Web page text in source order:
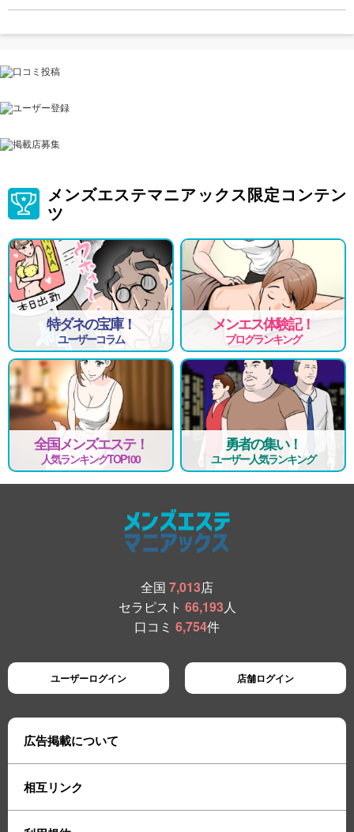
メンズエステマニアックス限定コンテン
ツ
特ダネの宝庫！
ユーザーコラム
メンエス体験記！
ブログランキング
全国メンズエステ！
人気ランキングTOP100
勇者の集い！
ユーザー人気ランキング
全国 7,013店
セラピスト 66,193人
口コミ 6,754件
ユーザーログイン 店舗ログイン
広告掲載について
相互リンク